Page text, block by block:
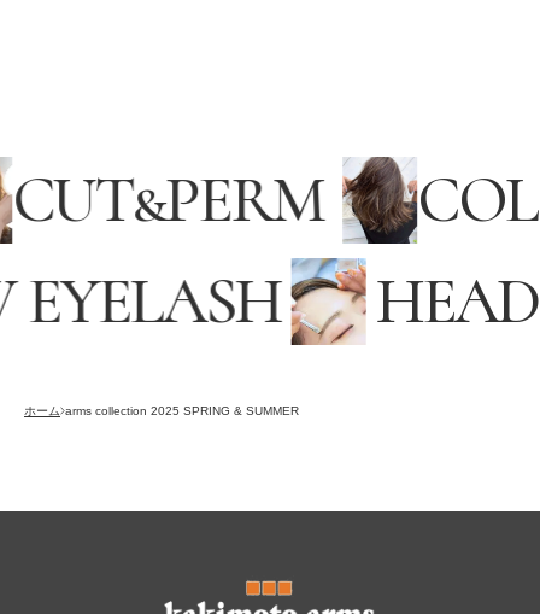
CUT&PERM
ホーム arms collection 2025 SPRING & SUMMER
RECRUITING